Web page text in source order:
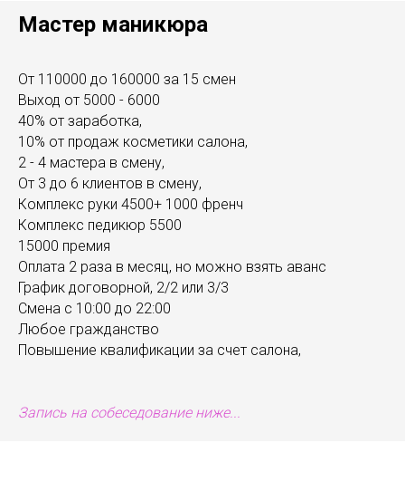
Мастер маникюра
От 110000 до 160000 за 15 смен
Выход от 5000 - 6000
40% от заработка,
10% от продаж косметики салона,
2 - 4 мастера в смену,
От 3 до 6 клиентов в смену,
Комплекс руки 4500+ 1000 френч
Комплекс педикюр 5500
15000 премия
Оплата 2 раза в месяц, но можно взять аванс
График договорной, 2/2 или 3/3
Смена с 10:00 до 22:00
Любое гражданство
Повышение квалификации за счет салона,
Запись на собеседование ниже...